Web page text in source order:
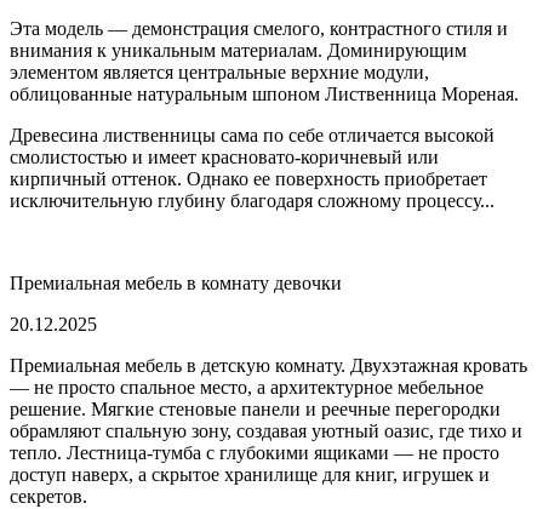
Эта модель — демонстрация смелого, контрастного стиля и
внимания к уникальным материалам. Доминирующим
элементом является центральные верхние модули,
облицованные натуральным шпоном Лиственница Мореная.
Древесина лиственницы сама по себе отличается высокой
смолистостью и имеет красновато-коричневый или
кирпичный оттенок. Однако ее поверхность приобретает
исключительную глубину благодаря сложному процессу...
Премиальная мебель в комнату девочки
20.12.2025
Премиальная мебель в детскую комнату. Двухэтажная кровать
— не просто спальное место, а архитектурное мебельное
решение. Мягкие стеновые панели и реечные перегородки
обрамляют спальную зону, создавая уютный оазис, где тихо и
тепло. Лестница-тумба с глубокими ящиками — не просто
доступ наверх, а скрытое хранилище для книг, игрушек и
секретов.